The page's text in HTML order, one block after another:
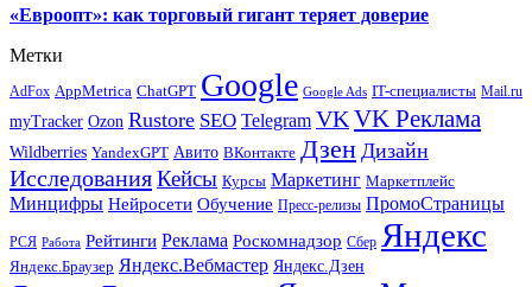
«Евроопт»: как торговый гигант теряет доверие
Метки
AdFox AppMetrica ChatGPT Google Google Ads IT-специалисты Mail.ru
myTracker Ozon Rustore SEO Telegram VKVK Реклама
Wildberries YandexGPT Авито ВКонтакте Дзен Дизайн
ИсследованияКейсы Курсы Маркетинг Маркетплейс
Минцифры Нейросети Обучение Пресс-релизы ПромоСтраницы
РСЯ Работа Рейтинги Реклама Роскомнадзор Сбер Яндекс
Яндекс.Браузер Яндекс.Вебмастер Яндекс.Дзен